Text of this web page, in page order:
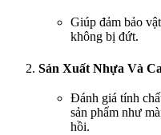
Giúp đảm bảo
không bị đứt.
Sản Xuất Nhựa Và
Đánh giá tính
sản phẩm như
hồi.